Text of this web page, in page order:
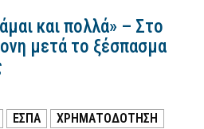
και πολλά» – Στο
μετά το ξέσπασμα
ΕΣΠΑ ΧΡΗΜΑΤΟΔΟΤΗΣΗ